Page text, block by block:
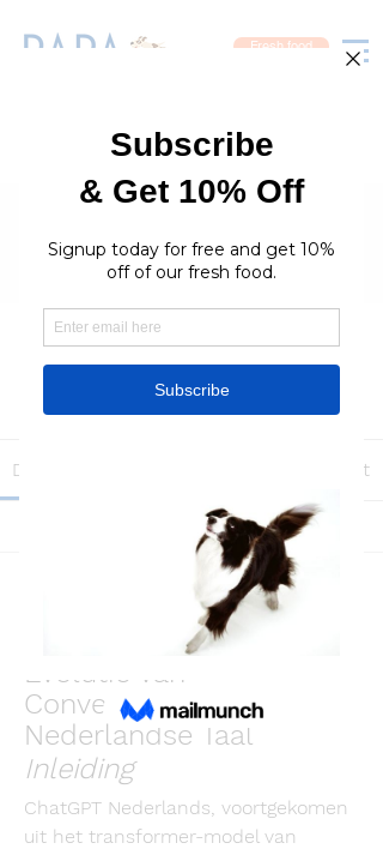
Fresh food
Groups
RaraPetcare Group
Public · 396 members
Join
Discussion About
ChatGPT Nederlands
December 18, 2023
ChatGPT Nederlands: De
Evolutie van
Conversaties in de
Nederlandse Taal
Inleiding
ChatGPT Nederlands, voortgekomen
uit het transformer-model van